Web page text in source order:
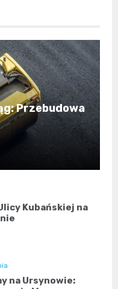
Przebudowa
Kubańskiej na
na Ursynowie: